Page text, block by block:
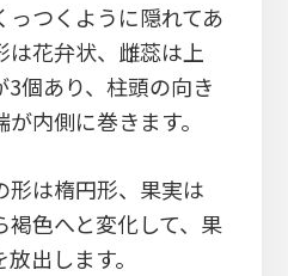
つくように隠れてあ
は花弁状、雌蕊は上
個あり、柱頭の向き
内側に巻きます。
形は楕円形、果実は
色へと変化して、果
出します。